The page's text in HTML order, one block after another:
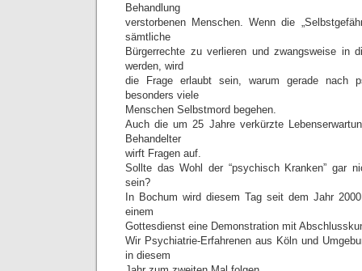
Behandlung
verstorbenen Menschen. Wenn die
sämtliche
Bürgerrechte zu verlieren und zwangsweise in
werden, wird
die Frage erlaubt sein, warum gerade nach
besonders viele
Menschen Selbstmord begehen.
Auch die um 25 Jahre verkürzte
Behandelter
wirft Fragen auf.
Sollte das Wohl der “psychisch Kranken” gar
sein?
In Bochum wird diesem Tag seit dem Jahr
einem
Gottesdienst eine Demonstration mit
Wir Psychiatrie-Erfahrenen aus Köln und
in diesem